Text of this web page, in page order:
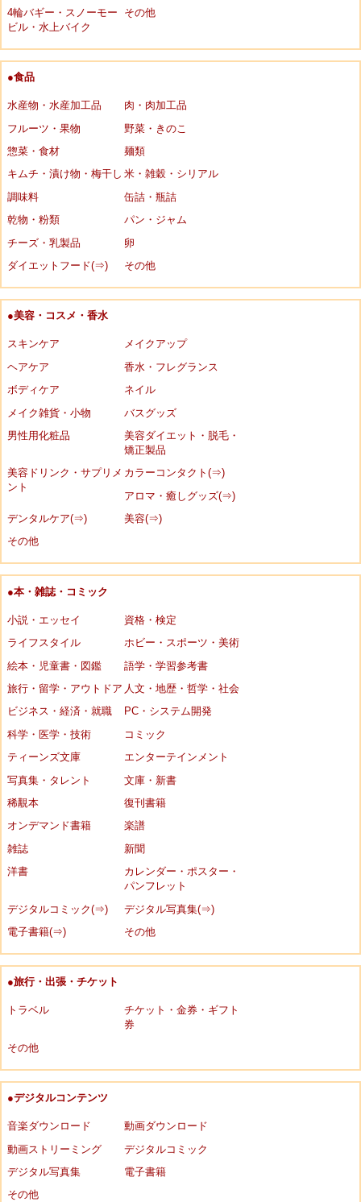
4輪バギー・スノーモー
ビル・水上バイク
その他
●食品
水産物・水産加工品
肉・肉加工品
フルーツ・果物
野菜・きのこ
惣菜・食材
麺類
キムチ・漬け物・梅干し 米・雑穀・シリアル
調味料
缶詰・瓶詰
乾物・粉類
パン・ジャム
チーズ・乳製品
卵
ダイエットフード(⇒)
その他
●美容・コスメ・香水
スキンケア
メイクアップ
ヘアケア
香水・フレグランス
ボディケア
ネイル
メイク雑貨・小物
バスグッズ
男性用化粧品
美容ダイエット・脱毛・
矯正製品
美容ドリンク・サプリメ
ント
カラーコンタクト(⇒)
アロマ・癒しグッズ(⇒)
デンタルケア(⇒)
美容(⇒)
その他
●本・雑誌・コミック
小説・エッセイ
資格・検定
ライフスタイル
ホビー・スポーツ・美術
絵本・児童書・図鑑
語学・学習参考書
旅行・留学・アウトドア 人文・地歴・哲学・社会
ビジネス・経済・就職
PC・システム開発
科学・医学・技術
コミック
ティーンズ文庫
エンターテインメント
写真集・タレント
文庫・新書
稀覯本
復刊書籍
オンデマンド書籍
楽譜
雑誌
新聞
洋書
カレンダー・ポスター・
パンフレット
デジタルコミック(⇒)
デジタル写真集(⇒)
電子書籍(⇒)
その他
●旅行・出張・チケット
トラベル
チケット・金券・ギフト
券
その他
●デジタルコンテンツ
音楽ダウンロード
動画ダウンロード
動画ストリーミング
デジタルコミック
デジタル写真集
電子書籍
その他